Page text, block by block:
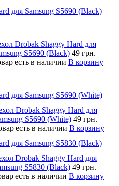
для Samsung S5690 (Black)
Drobak Shaggy Hard для
S5690 (Black) 49 грн.
есть в наличии В корзину
для Samsung S5690 (White)
Drobak Shaggy Hard для
S5690 (White) 49 грн.
есть в наличии В корзину
для Samsung S5830 (Black)
Drobak Shaggy Hard для
S5830 (Black) 49 грн.
есть в наличии В корзину